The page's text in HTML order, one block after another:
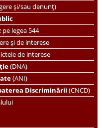
și/sau denunț)
legea 544
și de interese
de interese
(DNA)
(ANI)
Discriminării(CNCD)